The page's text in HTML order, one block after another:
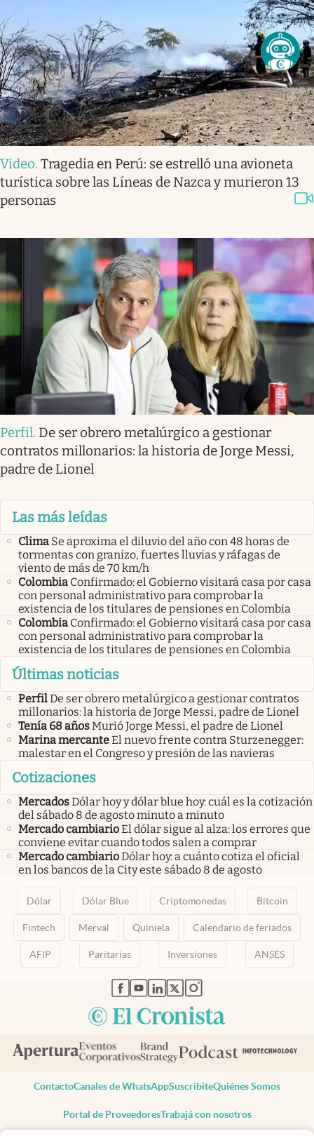
Video. Tragedia en Perú: se estrelló una avioneta
turística sobre las Líneas de Nazca y murieron 13
personas
Perfil. De ser obrero metalúrgico a gestionar
contratos millonarios: la historia de Jorge Messi,
padre de Lionel
Las más leídas
Clima Se aproxima el diluvio del año con 48 horas de
tormentas con granizo, fuertes lluvias y ráfagas de
viento de más de 70 km/h
Colombia Confirmado: el Gobierno visitará casa por casa
con personal administrativo para comprobar la
existencia de los titulares de pensiones en Colombia
Colombia Confirmado: el Gobierno visitará casa por casa
con personal administrativo para comprobar la
existencia de los titulares de pensiones en Colombia
Últimas noticias
PerfilDe ser obrero metalúrgico a gestionar contratos
millonarios: la historia de Jorge Messi, padre de Lionel
Tenía 68 añosMurió Jorge Messi, el padre de Lionel
Marina mercanteEl nuevo frente contra Sturzenegger:
malestar en el Congreso y presión de las navieras
Cotizaciones
MercadosDólar hoy y dólar blue hoy: cuál es la cotización
del sábado 8 de agosto minuto a minuto
Mercado cambiarioEl dólar sigue al alza: los errores que
conviene evitar cuando todos salen a comprar
Mercado cambiarioDólar hoy: a cuánto cotiza el oficial
en los bancos de la City este sábado 8 de agosto
Dólar Dólar Blue Criptomonedas Bitcoin
Fintech Merval Quiniela Calendario de feriados
AFIP Paritarias Inversiones ANSES
abre en nueva pestaña
abre en nueva pestaña
abre en nueva pestaña
abre en nueva pestaña
abre en nueva pestaña
ContactoCanales de WhatsAppSuscribiteQuiénes Somos
Portal de ProveedoresTrabajá con nosotros